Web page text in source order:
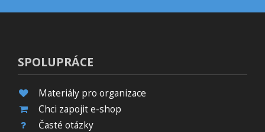
SPOLUPRÁCE
Materiály pro organizace
Chci zapojit e-shop
Časté otázky